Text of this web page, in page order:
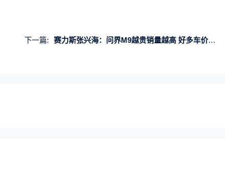
下一篇: 赛力斯张兴海：问界M9越贵销量越高 好多车价格降了也没销量